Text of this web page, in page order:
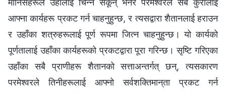
आफ्‍ना कार्यहरू प्रकट गर्न चाहनुहुन्छ, र त्यसद्वारा शैतानलाई हराउन
र उहाँका शत्रुहरूलाई पूर्ण रूपमा जित्‍न चाहनुहुन्छ। यो कार्यको
पूर्णतालाई उहाँका कार्यहरूको प्रकटद्वारा पूरा गरिन्छ। सृष्टि गरिएका
उहाँका सबै प्राणीहरू शैतानको सत्ताअन्तर्गत् छन्, त्यसकारण
परमेश्‍वरले तिनीहरूलाई आफ्‍नो सर्वशक्तिमान्‌ता प्रकट गर्न